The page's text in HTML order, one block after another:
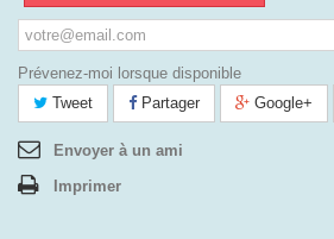
Prévenez-moi lorsque disponible
Tweet
Partager Google+
Envoyer à un ami
Imprimer